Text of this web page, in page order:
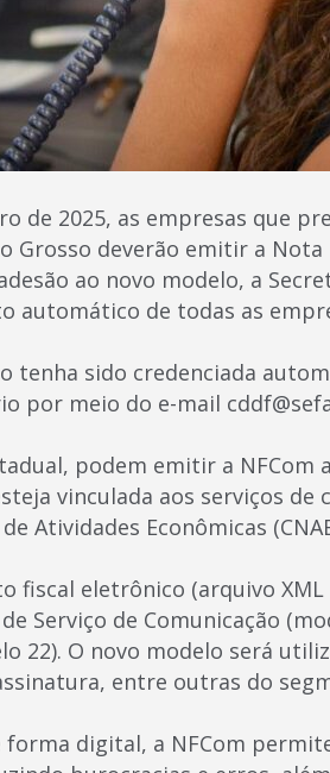
de 2025, as empresas que
Grosso deverão emitir a Nota
ao novo modelo, a
automático de todas as
tenha sido credenciada
por meio do e-mail
podem emitir a NFCom
vinculada aos serviços de
Atividades Econômicas
fiscal eletrônico (arquivo
Serviço de Comunicação
22). O novo modelo será
entre outras do
forma digital, a NFCom